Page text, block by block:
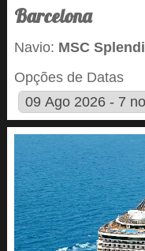
Barcelona
Navio: MSC
Opções de Datas